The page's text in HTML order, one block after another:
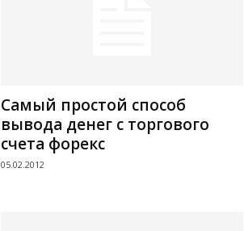
Самый простой способ
вывода денег с торгового
счета форекс
05.02.2012